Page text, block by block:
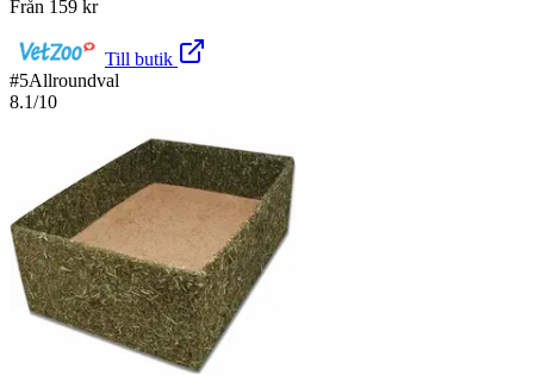
Från 159 kr
Till butik
#5Allroundval
8.1/10